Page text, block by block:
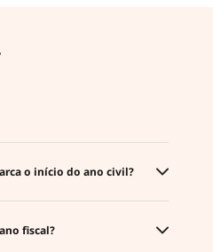
o início do ano civil?
fiscal?